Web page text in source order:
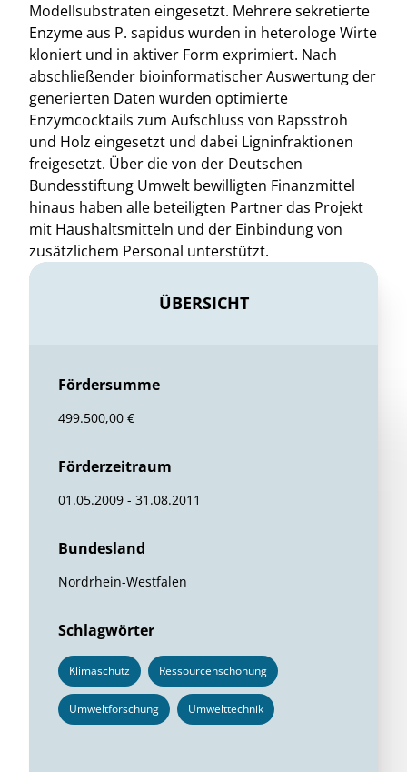
Modellsubstraten eingesetzt. Mehrere sekretierte
Enzyme aus P. sapidus wurden in heterologe Wirte
kloniert und in aktiver Form exprimiert. Nach
abschließender bioinformatischer Auswertung der
generierten Daten wurden optimierte
Enzymcocktails zum Aufschluss von Rapsstroh
und Holz eingesetzt und dabei Ligninfraktionen
freigesetzt. Über die von der Deutschen
Bundesstiftung Umwelt bewilligten Finanzmittel
hinaus haben alle beteiligten Partner das Projekt
mit Haushaltsmitteln und der Einbindung von
zusätzlichem Personal unterstützt.
ÜBERSICHT
Fördersumme
499.500,00 €
Förderzeitraum
01.05.2009 - 31.08.2011
Bundesland
Nordrhein-Westfalen
Schlagwörter
Klimaschutz Ressourcenschonung
Umweltforschung Umwelttechnik